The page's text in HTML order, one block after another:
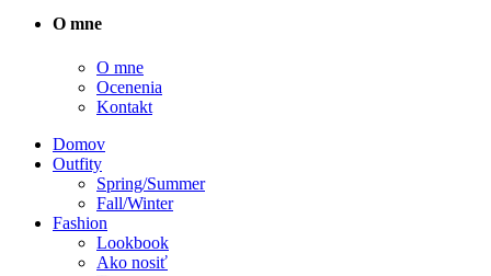
O mne
O mne
Ocenenia
Kontakt
Domov
Outfity
Spring/Summer
Fall/Winter
Fashion
Lookbook
Ako nosiť